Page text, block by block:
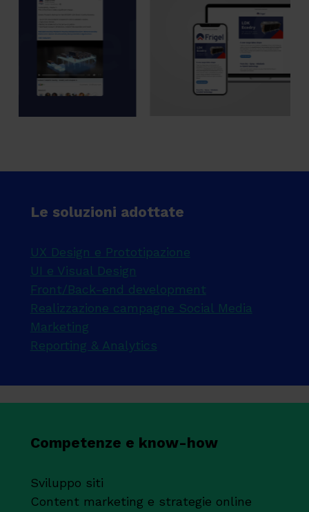
Le soluzioni adottate
UX Design e Prototipazione
UI e Visual Design
Front/Back-end development
Realizzazione campagne Social Media
Marketing
Reporting & Analytics
Competenze e know-how
Sviluppo siti
Content marketing e strategie online